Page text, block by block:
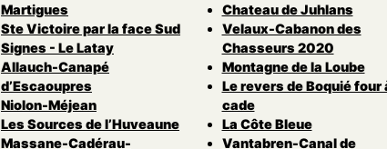
Martigues
Ste Victoire par la face Sud
Signes - Le Latay
Allauch-Canapé
d’Escaoupres
Niolon-Méjean
Les Sources de l’Huveaune
Massane-Cadérau-
Chateau de Juhlans
Velaux-Cabanon des
Chasseurs 2020
Montagne de la Loube
Le revers de Boquié four
cade
La Côte Bleue
Vantabren-Canal de